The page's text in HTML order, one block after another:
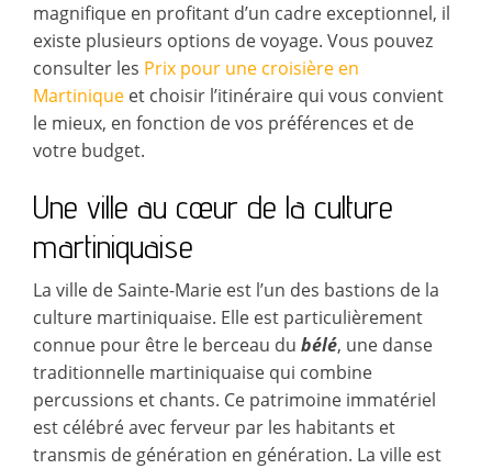
magnifique en profitant d’un cadre exceptionnel, il
existe plusieurs options de voyage. Vous pouvez
consulter les Prix pour une croisière en
Martinique et choisir l’itinéraire qui vous convient
le mieux, en fonction de vos préférences et de
votre budget.
Une ville au cœur de la culture
martiniquaise
La ville de Sainte-Marie est l’un des bastions de la
culture martiniquaise. Elle est particulièrement
connue pour être le berceau du bélé, une danse
traditionnelle martiniquaise qui combine
percussions et chants. Ce patrimoine immatériel
est célébré avec ferveur par les habitants et
transmis de génération en génération. La ville est